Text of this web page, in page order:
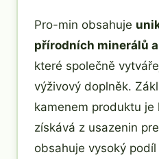
Pro-min obsahuje
přírodních minerálů
které společně
výživový doplněk.
kamenem produktu je
získává z usazenin
obsahuje vysoký